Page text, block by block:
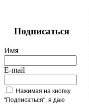
Подписаться
Имя
E-mail
Нажимая на кнопку
"Подписаться", я даю